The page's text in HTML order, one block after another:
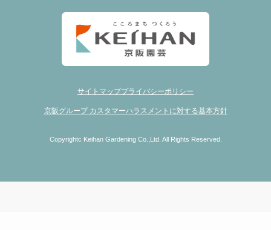
サイトマッププライバシーポリシー
京阪グループ カスタマーハラスメントに対する基本方針
Copyrightc Keihan Gardening Co.,Ltd. All Rights Reserved.